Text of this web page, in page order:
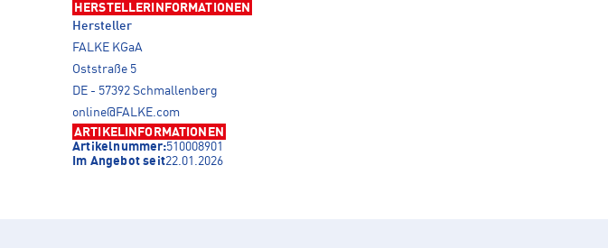
HERSTELLERINFORMATIONEN
Hersteller
FALKE KGaA
Oststraße 5
DE - 57392 Schmallenberg
online@FALKE.com
ARTIKELINFORMATIONEN
Artikelnummer:510008901
Im Angebot seit22.01.2026